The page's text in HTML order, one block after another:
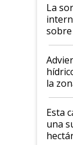
La
la
Esta
una